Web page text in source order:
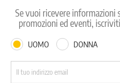
Se vuoi ricevere
promozioni ed eventi,
UOMO DONNA